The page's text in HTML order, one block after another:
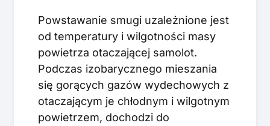
Powstawanie smugi uzależnione jest
od temperatury i wilgotności masy
powietrza otaczającej samolot.
Podczas izobarycznego mieszania
się gorących gazów wydechowych z
otaczającym je chłodnym i wilgotnym
powietrzem, dochodzi do